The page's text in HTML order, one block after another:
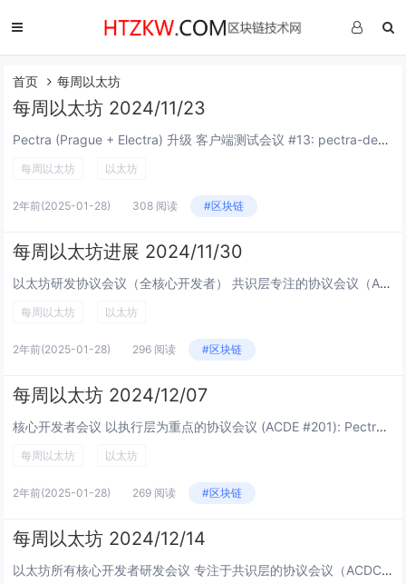
首页 每周以太坊
每周以太坊 2024/11/23
Pectra (Prague + Electra) 升级 客户端测试会议 #13: pectra-devnet-4 未完成最终确认，计划下周弃用，并讨论 pectra-devnet-5 规范，PeerDAS 和 EOF 将在规范发...
每周以太坊 以太坊
2年前(2025-01-28) 308 阅读 #区块链
每周以太坊进展 2024/11/30
以太坊研发协议会议（全核心开发者） 共识层专注的协议会议（ACDC #146）： Pectra 升级： 湄公河测试网：共识层客户端团队修复存款处理错误 Blob：...
每周以太坊 以太坊
2年前(2025-01-28) 296 阅读 #区块链
每周以太坊 2024/12/07
核心开发者会议 以执行层为重点的协议会议 (ACDE #201): Pectra 升级: Mekong 测试网: 97% 参与率，客户端团队正在修复问题 Pectra-devnet...
每周以太坊 以太坊
2年前(2025-01-28) 269 阅读 #区块链
每周以太坊 2024/12/14
以太坊所有核心开发者研发会议 专注于共识层的协议会议（ACDC #147）： Pectra 升级： Mekong 测试网：稳定，gas limit 加到 3600 万 Gas li...